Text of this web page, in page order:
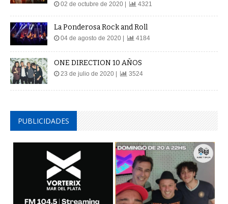
02 de octubre de 2020 | 4321
La Ponderosa Rock and Roll
04 de agosto de 2020 | 4184
ONE DIRECTION 10 AÑOS
23 de julio de 2020 | 3524
PUBLICIDADES